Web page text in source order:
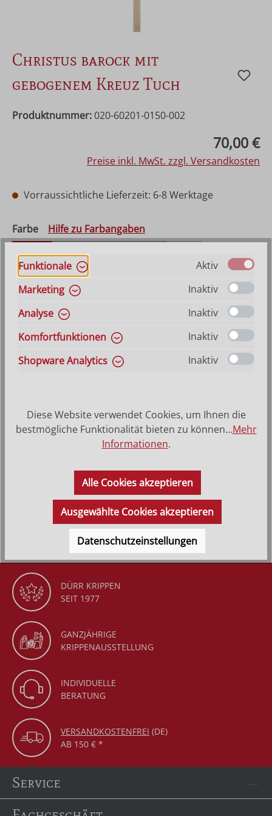
Christus barock mit
gebogenem Kreuz Tuch
Produktnummer: 020-60201-0150-002
70,00 €
Preise inkl. MwSt. zzgl. Versandkosten
Vorraussichtliche Lieferzeit: 6-8 Werktage
Farbeauswählen
Hilfe zu Farbangaben
(Diese Option ist zurzeit
Mehrfach gebeizt
Bemalt weiss
(Diese Option ist zurzeit nicht verfügbar.)
Größeauswählen
Hilfe zu Größenangaben
10/24 cm 15/36 cm
25/57 cm
30/65 cm
40/85 cm
VERSANDKOSTENFREI (DE)AB 150,-*
Produktbeschreibung
Der Christus, auf dem Bild der Ausführung gebeizt, ist
farblos gewachst.
DÜRR KRIPPEN
SEIT 1977
GANZJÄHRIGE
KRIPPENAUSSTELLUNG
INDIVIDUELLE
BERATUNG
VERSANDKOSTENFREI (DE)
AB 150 € *
Service
Funktionale
Aktiv
Marketing
Inaktiv
Analyse
Inaktiv
Komfortfunktionen
Inaktiv
Shopware Analytics
Inaktiv
Diese Website verwendet Cookies, um Ihnen die
bestmögliche Funktionalität bieten zu können...Mehr
Informationen.
Alle Cookies akzeptieren
Ausgewählte Cookies akzeptieren
Datenschutzeinstellungen